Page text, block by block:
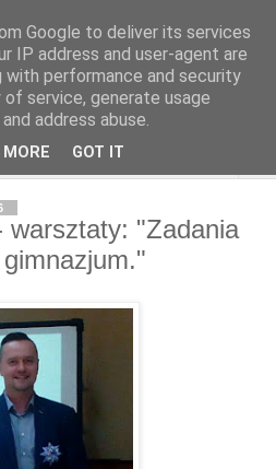
warsztaty: "Zadania
Google to deliver its services
IP address and user-agent are
with performance and security
service, generate usage
address abuse.
MORE GOT IT